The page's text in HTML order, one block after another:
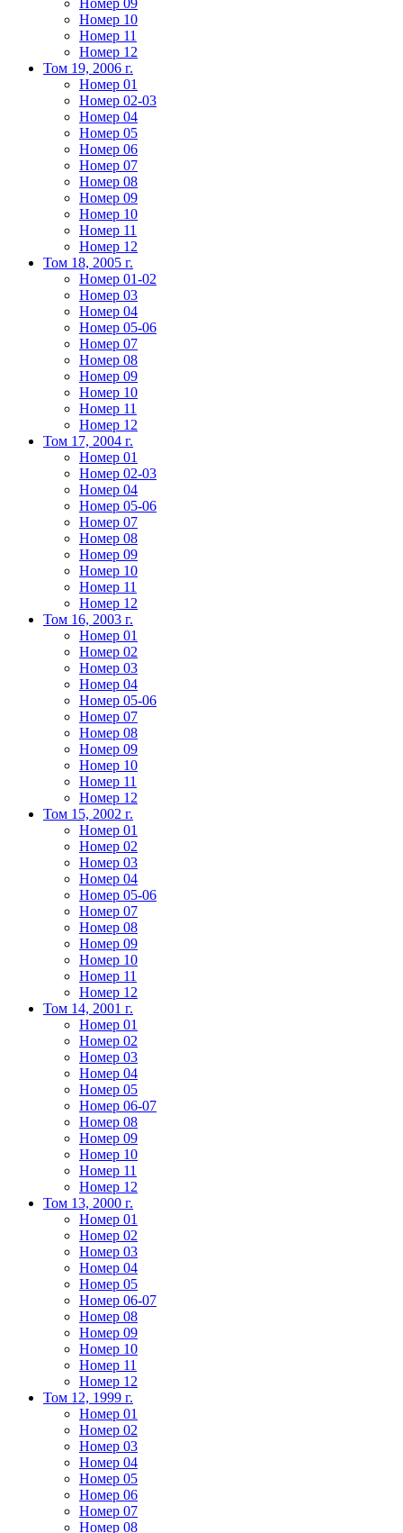
Номер 09
Номер 10
Номер 11
Номер 12
Том 19, 2006 г.
Номер 01
Номер 02-03
Номер 04
Номер 05
Номер 06
Номер 07
Номер 08
Номер 09
Номер 10
Номер 11
Номер 12
Том 18, 2005 г.
Номер 01-02
Номер 03
Номер 04
Номер 05-06
Номер 07
Номер 08
Номер 09
Номер 10
Номер 11
Номер 12
Том 17, 2004 г.
Номер 01
Номер 02-03
Номер 04
Номер 05-06
Номер 07
Номер 08
Номер 09
Номер 10
Номер 11
Номер 12
Том 16, 2003 г.
Номер 01
Номер 02
Номер 03
Номер 04
Номер 05-06
Номер 07
Номер 08
Номер 09
Номер 10
Номер 11
Номер 12
Том 15, 2002 г.
Номер 01
Номер 02
Номер 03
Номер 04
Номер 05-06
Номер 07
Номер 08
Номер 09
Номер 10
Номер 11
Номер 12
Том 14, 2001 г.
Номер 01
Номер 02
Номер 03
Номер 04
Номер 05
Номер 06-07
Номер 08
Номер 09
Номер 10
Номер 11
Номер 12
Том 13, 2000 г.
Номер 01
Номер 02
Номер 03
Номер 04
Номер 05
Номер 06-07
Номер 08
Номер 09
Номер 10
Номер 11
Номер 12
Том 12, 1999 г.
Номер 01
Номер 02
Номер 03
Номер 04
Номер 05
Номер 06
Номер 07
Номер 08